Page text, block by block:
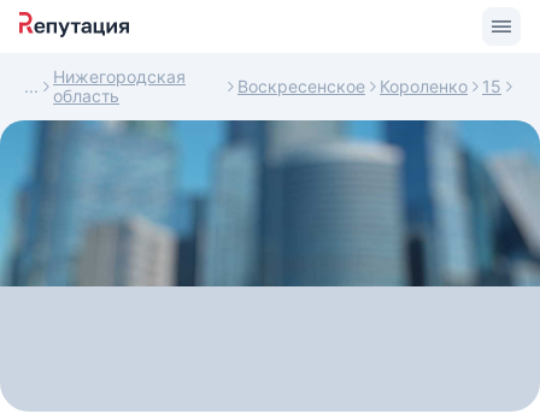
Нижегородская
область
Воскресенское Короленко 15